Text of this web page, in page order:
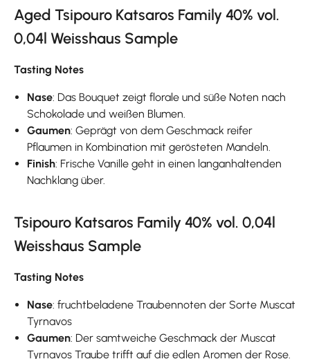
Aged Tsipouro Katsaros Family 40% vol.
0,04l Weisshaus Sample
Tasting Notes
Nase: Das Bouquet zeigt florale und süße Noten nach
Schokolade und weißen Blumen.
Gaumen: Geprägt von dem Geschmack reifer
Pflaumen in Kombination mit gerösteten Mandeln.
Finish: Frische Vanille geht in einen langanhaltenden
Nachklang über.
Tsipouro Katsaros Family 40% vol. 0,04l
Weisshaus Sample
Tasting Notes
Nase: fruchtbeladene Traubennoten der Sorte Muscat
Tyrnavos
Gaumen: Der samtweiche Geschmack der Muscat
Tyrnavos Traube trifft auf die edlen Aromen der Rose.